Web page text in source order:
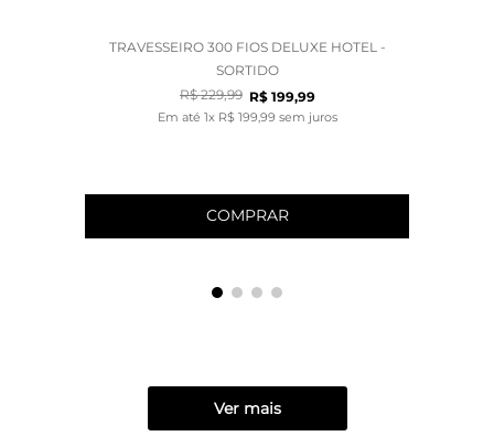
TRAVESSEIRO 300 FIOS DELUXE HOTEL -
SORTIDO
R$ 229,99 R$ 199,99
Em até 1x R$ 199 99 sem juros
COMPRAR
Ver mais